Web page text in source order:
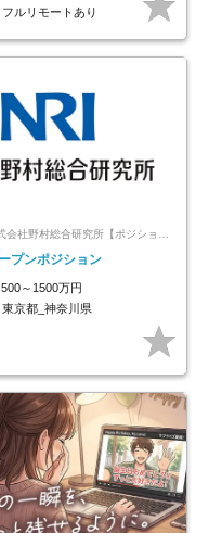
フルリモートあり
プンポジション
500～1500万円
東京都_神奈川県